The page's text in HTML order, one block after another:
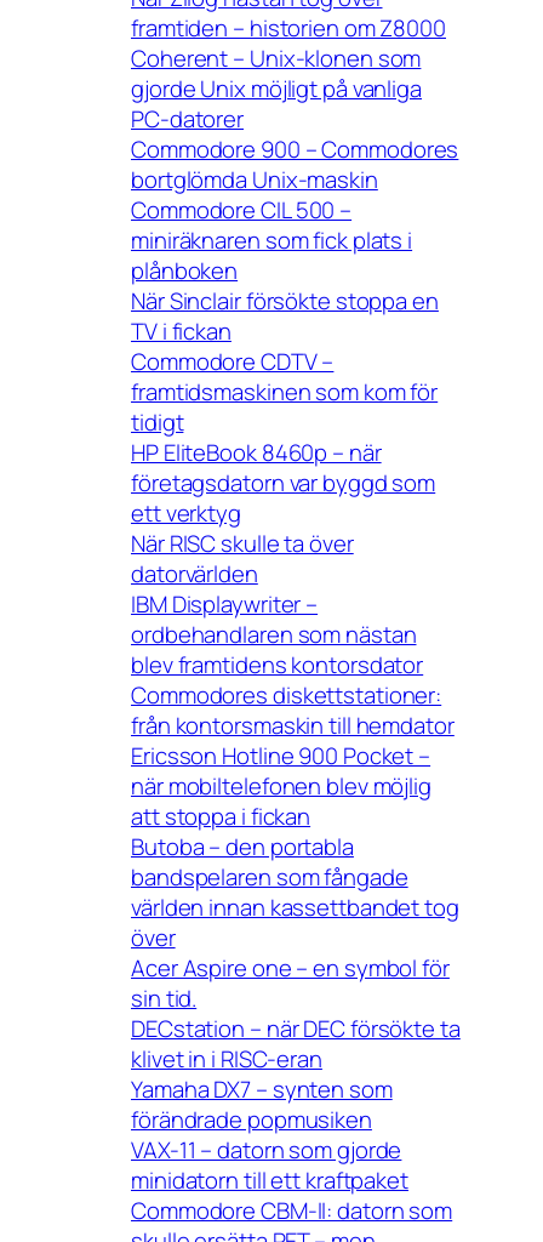
framtiden – historien om Z8000
Coherent – Unix-klonen som
gjorde Unix möjligt på vanliga
PC-datorer
Commodore 900 – Commodores
bortglömda Unix-maskin
Commodore CIL 500 –
miniräknaren som fick plats i
plånboken
När Sinclair försökte stoppa en
TV i fickan
Commodore CDTV –
framtidsmaskinen som kom för
tidigt
HP EliteBook 8460p – när
företagsdatorn var byggd som
ett verktyg
När RISC skulle ta över
datorvärlden
IBM Displaywriter –
ordbehandlaren som nästan
blev framtidens kontorsdator
Commodores diskettstationer:
från kontorsmaskin till hemdator
Ericsson Hotline 900 Pocket –
när mobiltelefonen blev möjlig
att stoppa i fickan
Butoba – den portabla
bandspelaren som fångade
världen innan kassettbandet tog
över
Acer Aspire one – en symbol för
sin tid.
DECstation – när DEC försökte ta
klivet in i RISC-eran
Yamaha DX7 – synten som
förändrade popmusiken
VAX-11 – datorn som gjorde
minidatorn till ett kraftpaket
Commodore CBM-II: datorn som